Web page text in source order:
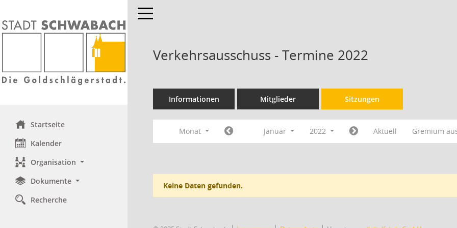
Startseite
Kalender
Organisation
Dokumente
Recherche
Toggle navigation
Verkehrsausschuss - Termine 2022
Informationen Mitglieder Sitzungen
Monat Januar 2022 Aktuell Gremium
Keine Daten gefunden.